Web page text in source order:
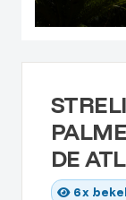
DE
6x